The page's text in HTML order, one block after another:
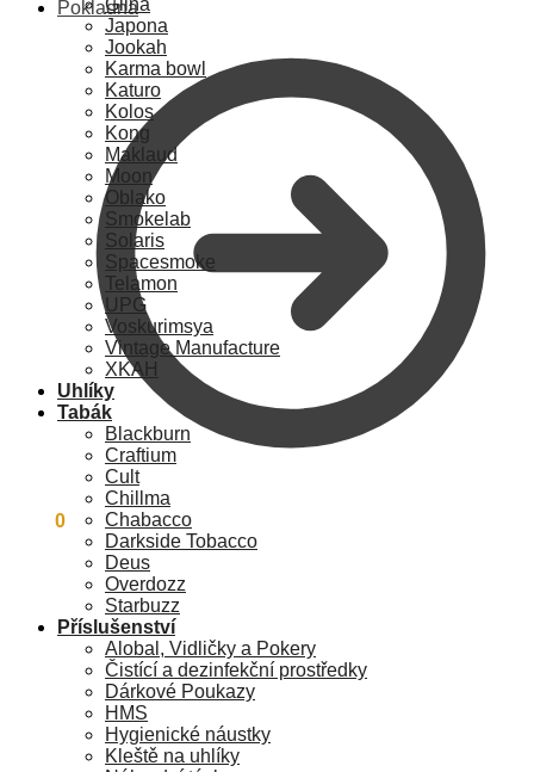
Pokladna
0
Glina
Japona
Jookah
Karma bowl
Katuro
Kolos
Kong
Maklaud
Moon
Oblako
Smokelab
Solaris
Spacesmoke
Telamon
UPG
Voskurimsya
Vintage Manufacture
XKAH
Uhlíky
Tabák
Blackburn
Craftium
Cult
Chillma
Chabacco
Darkside Tobacco
Deus
Overdozz
Starbuzz
Příslušenství
Alobal, Vidličky a Pokery
Čistící a dezinfekční prostředky
Dárkové Poukazy
HMS
Hygienické náustky
Kleště na uhlíky